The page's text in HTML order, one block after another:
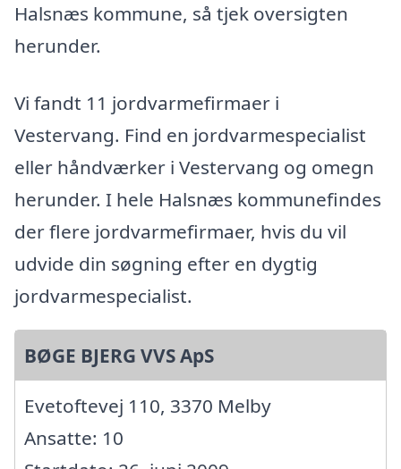
Halsnæs kommune, så tjek oversigten
herunder.
Vi fandt 11 jordvarmefirmaer i
Vestervang. Find en jordvarmespecialist
eller håndværker i Vestervang og omegn
herunder. I hele Halsnæs kommunefindes
der flere jordvarmefirmaer, hvis du vil
udvide din søgning efter en dygtig
jordvarmespecialist.
BØGE BJERG VVS ApS
Evetoftevej 110, 3370 Melby
Ansatte: 10